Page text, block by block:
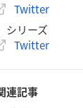
Twitter
シリーズ
Twitter
連記事